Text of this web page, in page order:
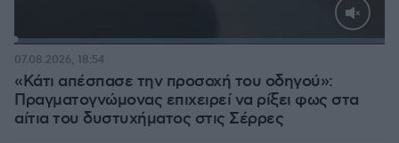
Loaded:
«Κάτι απέσπασε την προσοχή του οδηγού»:
Πραγματογνώμονας επιχειρεί να ρίξει φως στα
αίτια του δυστυχήματος στις Σέρρες
07.08.2026, 18:54